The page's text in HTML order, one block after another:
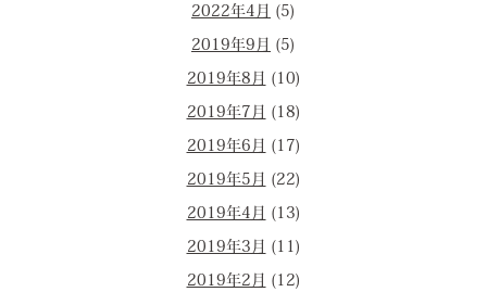
2022年4月 (5)
2019年9月 (5)
2019年8月 (10)
2019年7月 (18)
2019年6月 (17)
2019年5月 (22)
2019年4月 (13)
2019年3月 (11)
2019年2月 (12)